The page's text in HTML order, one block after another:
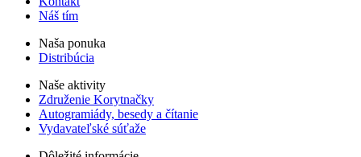
Náš tím
Naša ponuka
Distribúcia
Naše aktivity
Združenie Korytnačky
Autogramiády, besedy a čítanie
Vydavateľské súťaže